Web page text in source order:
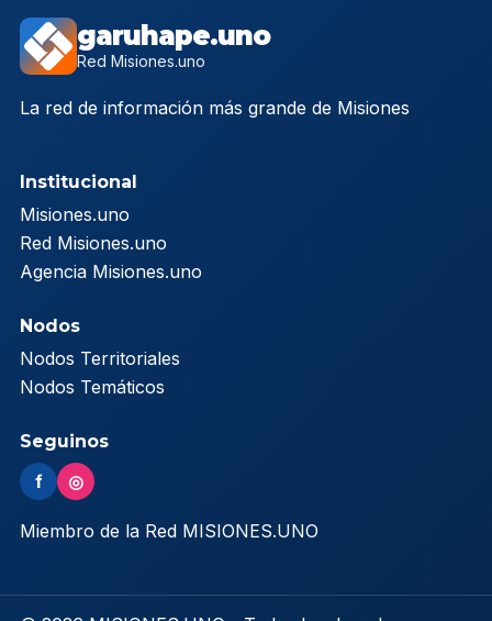
garuhape.uno
Red Misiones.uno
La red de información más grande de Misiones
Institucional
Misiones.uno
Red Misiones.uno
Agencia Misiones.uno
Nodos
Nodos Territoriales
Nodos Temáticos
Seguinos
f ◎
Miembro de la Red MISIONES.UNO